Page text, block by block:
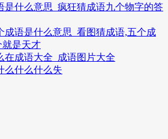
是什么意思_疯狂猜成语九个物字的答
成语是什么意思_看图猜成语,五个成
就是天才
在成语大全_成语图片大全
么什么什么失